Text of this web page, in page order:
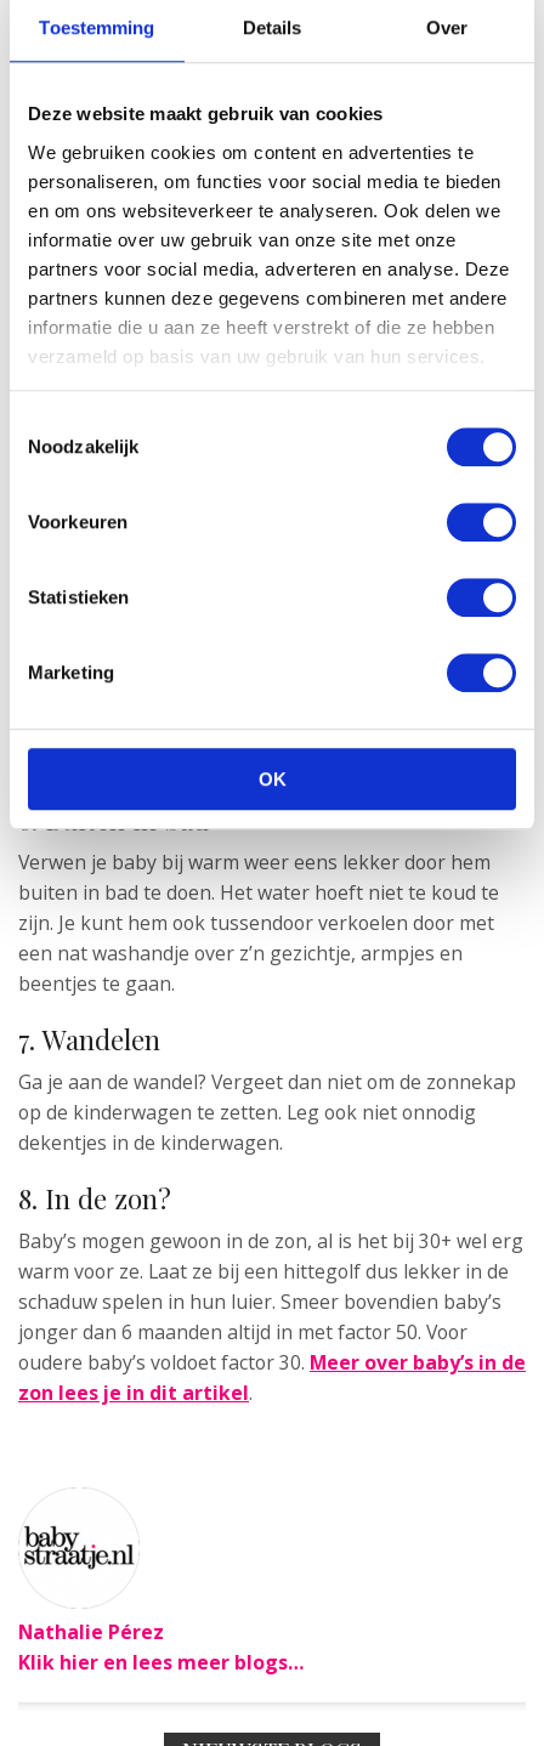
Toestemming Details Over
Deze website maakt gebruik van cookies
We gebruiken cookies om content en advertenties te
personaliseren, om functies voor social media te bieden
en om ons websiteverkeer te analyseren. Ook delen we
informatie over uw gebruik van onze site met onze
partners voor social media, adverteren en analyse. Deze
partners kunnen deze gegevens combineren met andere
informatie die u aan ze heeft verstrekt of die ze hebben
verzameld op basis van uw gebruik van hun services.
Noodzakelijk
Voorkeuren
Statistieken
Marketing
OK
graag een lekker tussendoortje. Geef hem bijvoorbeeld
een fris fruithapje.
6. Buiten in bad
Verwen je baby bij warm weer eens lekker door hem
buiten in bad te doen. Het water hoeft niet te koud te
zijn. Je kunt hem ook tussendoor verkoelen door met
een nat washandje over z’n gezichtje, armpjes en
beentjes te gaan.
7. Wandelen
Ga je aan de wandel? Vergeet dan niet om de zonnekap
op de kinderwagen te zetten. Leg ook niet onnodig
dekentjes in de kinderwagen.
8. In de zon?
Baby’s mogen gewoon in de zon, al is het bij 30+ wel erg
warm voor ze. Laat ze bij een hittegolf dus lekker in de
schaduw spelen in hun luier. Smeer bovendien baby’s
jonger dan 6 maanden altijd in met factor 50. Voor
oudere baby’s voldoet factor 30. Meer over baby’s in de
zon lees je in dit artikel.
Nathalie Pérez
Klik hier en lees meer blogs…